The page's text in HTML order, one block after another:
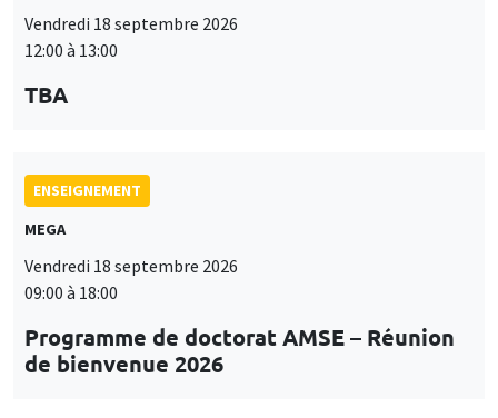
Vendredi 18 septembre 2026
12:00 à 13:00
TBA
ENSEIGNEMENT
MEGA
Vendredi 18 septembre 2026
09:00 à 18:00
Programme de doctorat AMSE – Réunion
de bienvenue 2026